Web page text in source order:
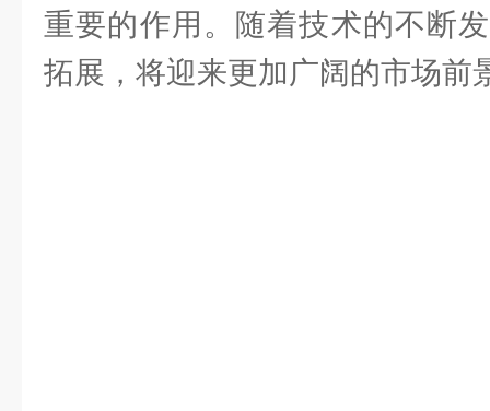
重要的作用。随着技术的不断
拓展，将迎来更加广阔的市场前